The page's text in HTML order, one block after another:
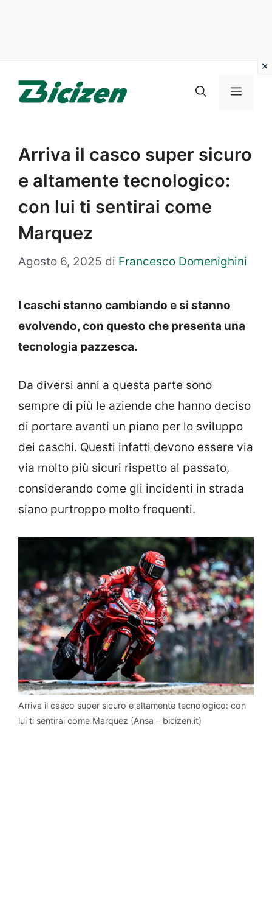
Menu
Arriva il casco super sicuro
e altamente tecnologico:
con lui ti sentirai come
Marquez
Agosto 6, 2025 di Francesco Domenighini
I caschi stanno cambiando e si stanno
evolvendo, con questo che presenta una
tecnologia pazzesca.
Da diversi anni a questa parte sono
sempre di più le aziende che hanno deciso
di portare avanti un piano per lo sviluppo
dei caschi. Questi infatti devono essere via
via molto più sicuri rispetto al passato,
considerando come gli incidenti in strada
siano purtroppo molto frequenti.
Arriva il casco super sicuro e altamente tecnologico: con
lui ti sentirai come Marquez (Ansa – bicizen.it)